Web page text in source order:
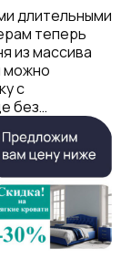
длительными
теперь
из массива
можно
с
без…